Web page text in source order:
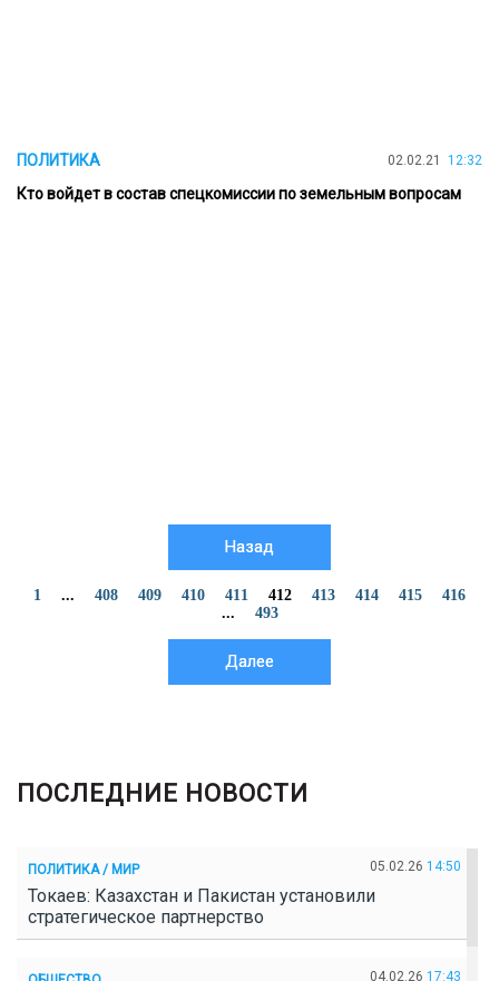
ПОЛИТИКА 02.02.21 12:32
Кто войдет в состав спецкомиссии по земельным вопросам
Назад
1 ... 408 409 410 411 412 413 414 415
416
...
493
Далее
ПОСЛЕДНИЕ НОВОСТИ
ПОЛИТИКА / МИР 05.02.26 14:50
Токаев: Казахстан и Пакистан установили
стратегическое партнерство
04.02.26 17:43